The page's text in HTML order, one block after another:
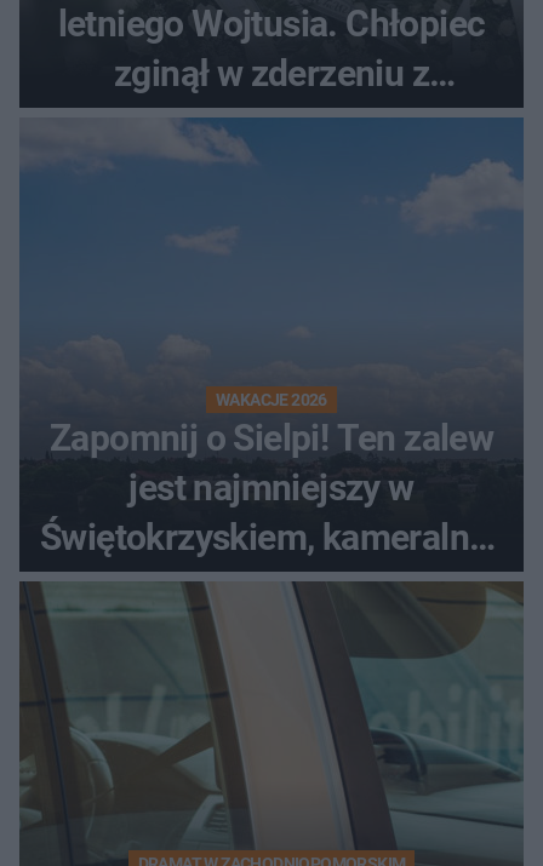
letniego Wojtusia. Chłopiec
zginął w zderzeniu z
kombajnem
WAKACJE 2026
Zapomnij o Sielpi! Ten zalew
jest najmniejszy w
Świętokrzyskiem, kameralny i
bez tłumów